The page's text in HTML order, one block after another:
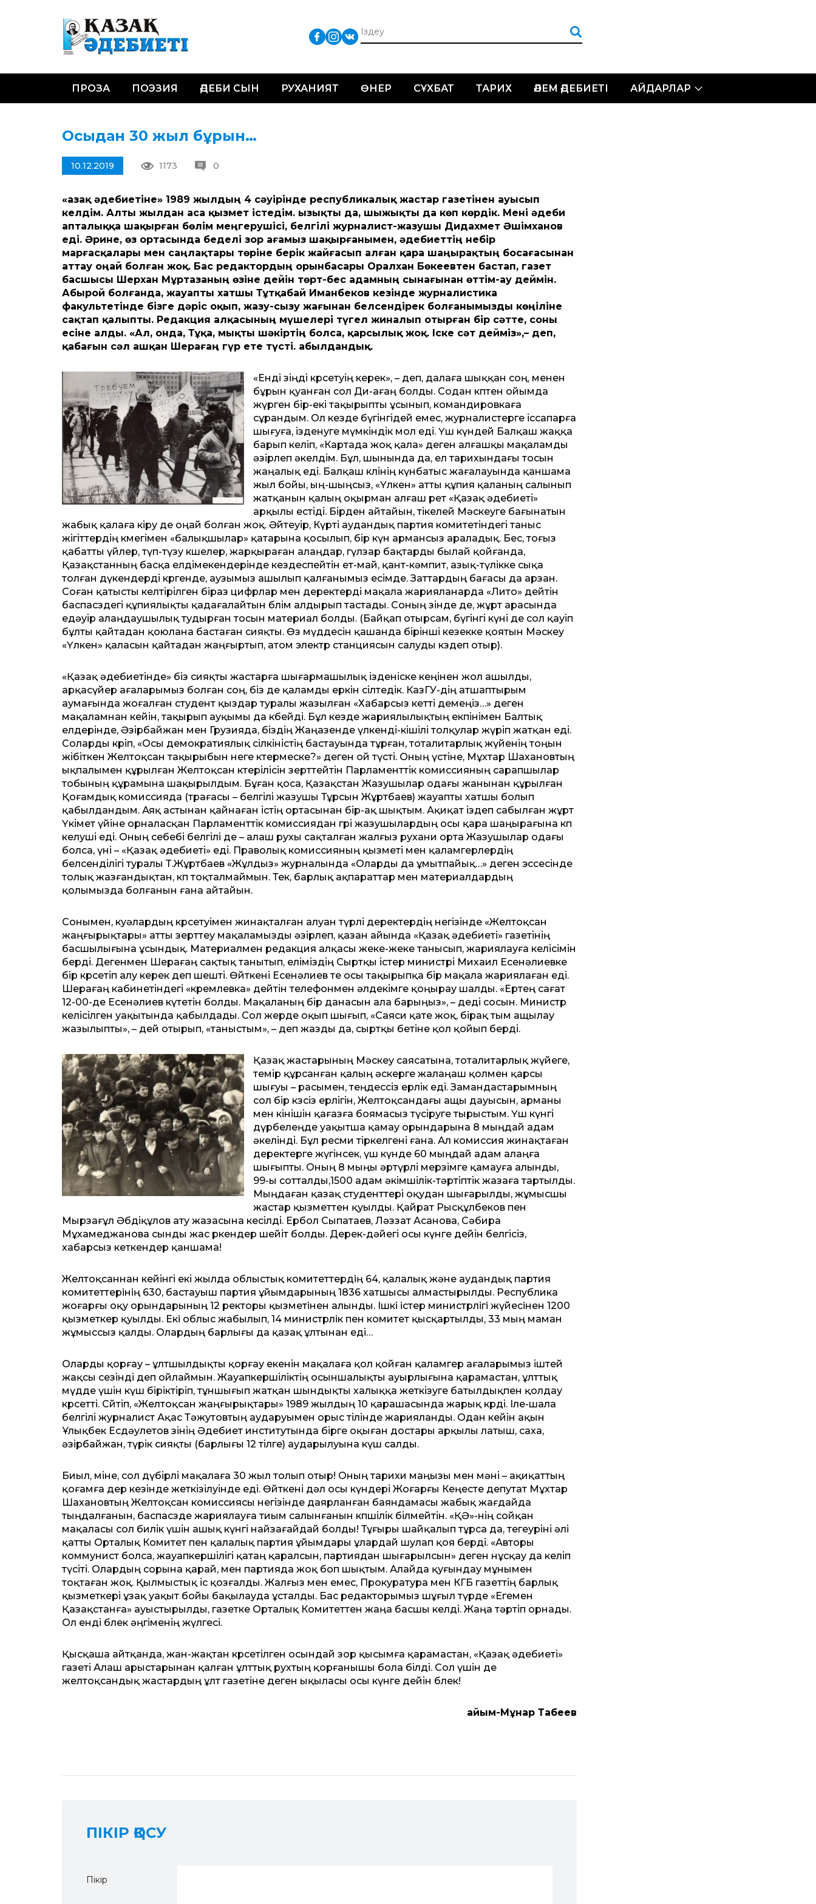
ПРОЗА ПОЭЗИЯ ӘДЕБИ СЫН РУХАНИЯТ ӨНЕР СҰХБАТ ТАРИХ ӘЛЕМ ӘДЕБИЕТІ АЙДАРЛАР
Осыдан 30 жыл бұрын…
10.12.2019 1173 0
«Қазақ әдебиетіне» 1989 жылдың 4 сәуірінде республикалық жастар газетінен ауысып
келдім. Алты жылдан аса қызмет істедім. Қызықты да, шыжықты да көп көрдік. Мені әдеби
апталыққа шақырған бөлім меңгерушісі, белгілі журналист-жазушы Дидахмет Әшімханов
еді. Әрине, өз ортасында беделі зор ағамыз шақырғанымен, әдебиеттің небір
марғасқалары мен саңлақтары төріне берік жайғасып алған қара шаңырақтың босағасынан
аттау оңай болған жоқ. Бас редактордың орынбасары Оралхан Бөкеевтен бастап, газет
басшысы Шерхан Мұртазаның өзіне дейін төрт-бес адамның сынағынан өттім-ау деймін.
Абырой болғанда, жауапты хатшы Тұтқабай Иманбеков кезінде журналистика
факультетінде бізге дәріс оқып, жазу-сызу жағынан белсендірек болғанымызды көңіліне
сақтап қалыпты. Редакция алқасының мүшелері түгел жиналып отырған бір сәтте, соны
есіне алды. «Ал, онда, Тұқа, мықты шәкіртің болса, қарсылық жоқ. Іске сәт дейміз»,– деп,
қабағын сәл ашқан Шерағаң гүр ете түсті. Қабылдандық.
«Енді өзіңді көрсетуің керек», – деп, далаға шыққан соң, менен
бұрын қуанған сол Ди-ағаң болды. Содан көптен ойымда
жүрген бір-екі тақырыпты ұсынып, командировкаға
сұрандым. Ол кезде бүгінгідей емес, журналистерге іссапарға
шығуға, ізденуге мүмкіндік мол еді. Үш күндей Балқаш жаққа
барып келіп, «Картада жоқ қала» деген алғашқы мақаламды
әзірлеп әкелдім. Бұл, шынында да, ел тарихындағы тосын
жаңалық еді. Балқаш көлінің күнбатыс жағалауында қаншама
жыл бойы, ың-шыңсыз, «Үлкен» атты құпия қаланың салынып
жатқанын қалың оқырман алғаш рет «Қазақ әдебиеті»
арқылы естіді. Бірден айтайын, тікелей Мәскеуге бағынатын
жабық қалаға кіру де оңай болған жоқ. Әйтеуір, Күрті аудандық партия комитетіндегі таныс
жігіттердің көмегімен «балықшылар» қатарына қосылып, бір күн армансыз араладық. Бес, тоғыз
қабатты үйлер, түп-түзу көшелер, жарқыраған алаңдар, гүлзар бақтарды былай қойғанда,
Қазақстанның басқа елдімекендерінде кездеспейтін ет-май, қант-кәмпит, азық-түлікке сықа
толған дүкендерді көргенде, аузымыз ашылып қалғанымыз есімде. Заттардың бағасы да арзан.
Соған қатысты келтірілген біраз цифрлар мен деректерді мақала жарияланарда «Лито» дейтін
баспасөздегі құпиялықты қадағалайтын бөлім алдырып тастады. Соның өзінде де, жұрт арасында
едәуір алаңдаушылық тудырған тосын материал болды. (Байқап отырсам, бүгінгі күні де сол қауіп
бұлты қайтадан қоюлана бастаған сияқты. Өз мүддесін қашанда бірінші кезекке қоятын Мәскеу
«Үлкен» қаласын қайтадан жаңғыртып, атом электр станциясын салуды көздеп отыр).
«Қазақ әдебиетінде» біз сияқты жастарға шығармашылық ізденіске кеңінен жол ашылды,
арқасүйер ағаларымыз болған соң, біз де қаламды еркін сілтедік. КазГУ-дің атшаптырым
аумағында жоғалған студент қыздар туралы жазылған «Хабарсыз кетті демеңіз…» деген
мақаламнан кейін, тақырып ауқымы да көбейді. Бұл кезде жариялылықтың екпінімен Балтық
елдерінде, Әзірбайжан мен Грузияда, біздің Жаңаөзенде үлкенді-кішілі толқулар жүріп жатқан еді.
Соларды көріп, «Осы демократиялық сілкіністің бастауында тұрған, тоталитарлық жүйенің тоңын
жібіткен Желтоқсан тақырыбын неге көтермеске?» деген ой түсті. Оның үстіне, Мұхтар Шахановтың
ықпалымен құрылған Желтоқсан көтерілісін зерттейтін Парламенттік комиссияның сарапшылар
тобының құрамына шақырылдым. Бұған қоса, Қазақстан Жазушылар одағы жанынан құрылған
Қоғамдық комиссияда (төрағасы – белгілі жазушы Тұрсын Жұртбаев) жауапты хатшы болып
қабылдандым. Аяқ астынан қайнаған істің ортасынан бір-ақ шықтым. Ақиқат іздеп сабылған жұрт
Үкімет үйіне орналасқан Парламенттік комиссиядан гөрі жазушылардың осы қара шаңырағына көп
келуші еді. Оның себебі белгілі де – алаш рухы сақталған жалғыз рухани орта Жазушылар одағы
болса, үні – «Қазақ әдебиеті» еді. Праволық комиссияның қызметі мен қаламгерлердің
белсенділігі туралы Т.Жұртбаев «Жұлдыз» журналында «Оларды да ұмытпайық…» деген эссесінде
толық жазғандықтан, көп тоқталмаймын. Тек, барлық ақпараттар мен материалдардың
қолымызда болғанын ғана айтайын.
Сонымен, куәлардың көрсетуімен жинақталған алуан түрлі деректердің негізінде «Желтоқсан
жаңғырықтары» атты зерттеу мақаламызды әзірлеп, қазан айында «Қазақ әдебиеті» газетінің
басшылығына ұсындық. Материалмен редакция алқасы жеке-жеке танысып, жариялауға келісімін
берді. Дегенмен Шерағаң сақтық танытып, еліміздің Сыртқы істер министрі Михаил Есенәлиевке
бір көрсетіп алу керек деп шешті. Өйткені Есенәлиев те осы тақырыпқа бір мақала жариялаған еді.
Шерағаң кабинетіндегі «кремлевка» дейтін телефонмен әлдекімге қоңырау шалды. «Ертең сағат
12-00-де Есенәлиев күтетін болды. Мақаланың бір данасын ала барыңыз», – деді сосын. Министр
келісілген уақытында қабылдады. Сол жерде оқып шығып, «Саяси қате жоқ, бірақ тым ащылау
жазылыпты», – дей отырып, «таныстым», – деп жазды да, сыртқы бетіне қол қойып берді.
Қазақ жастарының Мәс­кеу саясатына, тоталитар­лық жүйеге,
темір құрсанған қалың әскерге жалаңаш қолмен қарсы
шығуы – расымен, теңдессіз ерлік еді. Замандастарымның
сол бір көзсіз ерлігін, Желтоқсандағы ащы дауысын, арманы
мен өкінішін қағазға боямасыз түсіруге тырыстым. Үш күнгі
дүрбелеңде уақытша қамау орындарына 8 мыңдай адам
әкелінді. Бұл ресми тіркелгені ғана. Ал комиссия жинақтаған
деректерге жүгінсек, үш күнде 60 мыңдай адам алаңға
шығыпты. Оның 8 мыңы әртүрлі мерзімге қамауға алынды,
99-ы сотталды,1500 адам әкімшілік-тәртіптік жазаға тартылды.
Мыңдаған қазақ студенттері оқудан шығарылды, жұмысшы
жастар қызметтен қуылды. Қайрат Рысқұлбеков пен
Мырзағұл Әбдіқұлов ату жазасына кесілді. Ербол Сыпатаев, Ләззат Асанова, Сәбира
Мұхамеджанова сынды жас өркендер шейіт болды. Дерек-дәйегі осы күнге дейін белгісіз,
хабарсыз кеткендер қаншама!
Желтоқсаннан кейінгі екі жылда облыс­тық комитеттердiң 64, қалалық және аудандық партия
комитеттерiнiң 630, бастауыш партия ұйымдарының 1836 хат­шысы алмастырылды. Республика
жоғарғы оқу орындарының 12 ректоры қызметiнен алынды. Iшкi iстер министрлiгi жүйесiнен 1200
қызметкер қуылды. Екi облыс жабылып, 14 министрлiк пен комитет қысқартылды, 33 мың маман
жұмыссыз қалды. Олардың барлығы да қазақ ұлтынан еді…
Оларды қорғау – ұлтшылдықты қорғау екенін мақалаға қол қойған қаламгер ағаларымыз іштей
жақсы сезінді деп ойлаймын. Жауапкершіліктің осыншалықты ауырлығына қарамастан, ұлттық
мүдде үшін күш біріктіріп, тұншығып жатқан шындықты халыққа жеткізуге батылдықпен қолдау
көрсетті. Сөйтіп, «Желтоқсан жаңғырықтары» 1989 жылдың 10 қарашасында жарық көрді. Іле-шала
белгілі журналист Ақас Тәжутовтың аударуымен орыс тілінде жарияланды. Одан кейін ақын
Ұлықбек Есдәулетов өзінің Әдебиет институтында бірге оқыған достары арқылы латыш, саха,
әзірбайжан, түрік сияқты (барлығы 12 тілге) аударылуына күш салды.
Биыл, міне, сол дүбірлі мақалаға 30 жыл толып отыр! Оның тарихи маңызы мен мәні – ақиқаттың
қоғамға дер кезінде жеткізілуінде еді. Өйткені дәл осы күндері Жоғарғы Кеңесте депутат Мұхтар
Шахановтың Желтоқсан комиссиясы негізінде даярланған баяндамасы жабық жағдайда
тыңдалғанын, баспасөзде жариялауға тиым салынғанын көпшілік білмейтін. «ҚӘ»-нің сойқан
мақаласы сол билік үшін ашық күнгі найзағайдай болды! Тұғыры шайқалып тұрса да, тегеуріні әлі
қатты Орталық Комитет пен қалалық партия ұйымдары ұлардай шулап қоя берді. «Авторы
коммунист болса, жауапкершілігі қатаң қаралсын, партиядан шығарылсын» деген нұсқау да келіп
түсіті. Олардың сорына қарай, мен партияда жоқ боп шықтым. Алайда қуғындау мұнымен
тоқтаған жоқ. Қылмыстық іс қозғалды. Жалғыз мен емес, Прокуратура мен КГБ газеттің барлық
қызметкері ұзақ уақыт бойы бақылауда ұсталды. Бас редакторымыз шұғыл түрде «Егемен
Қазақстанға» ауыстырылды, газетке Орталық Комитеттен жаңа басшы келді. Жаңа тәртіп орнады.
Ол енді бөлек әңгіменің жүлгесі.
Қысқаша айтқанда, жан-жақтан көрсетілген осындай зор қысымға қарамастан, «Қазақ әдебиеті»
газеті Алаш арыстарынан қалған ұлттық рухтың қорғанышы бола білді. Сол үшін де
желтоқсандық жастардың ұлт газетіне деген ықыласы осы күнге дейін бөлек!
Қайым-Мұнар Табеев
ПІКІР ҚОСУ
Пікір